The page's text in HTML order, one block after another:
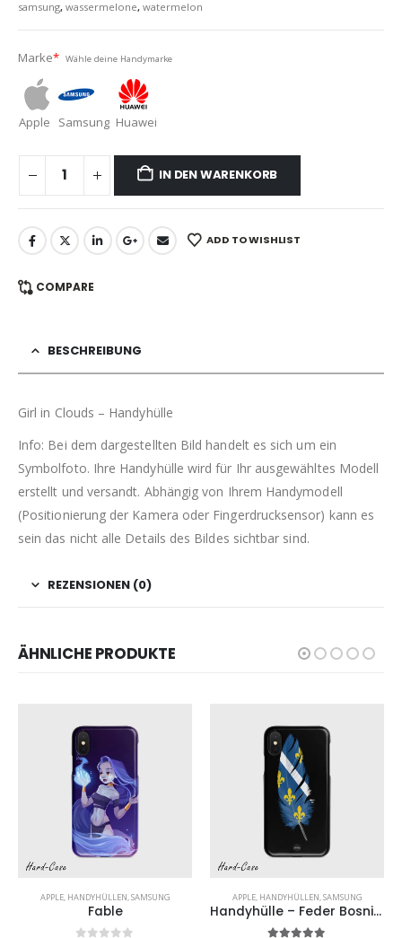
samsung, wassermelone, watermelon
Marke* Wähle deine Handymarke
Apple Samsung Huawei
IN DEN WARENKORB
ADD TO WISHLIST
COMPARE
BESCHREIBUNG
Girl in Clouds – Handyhülle
Info: Bei dem dargestellten Bild handelt es sich um ein
Symbolfoto. Ihre Handyhülle wird für Ihr ausgewähltes Modell
erstellt und versandt. Abhängig von Ihrem Handymodell
(Positionierung der Kamera oder Fingerdrucksensor) kann es
sein das nicht alle Details des Bildes sichtbar sind.
REZENSIONEN (0)
ÄHNLICHE PRODUKTE
APPLE, HANDYHÜLLEN,SAMSUNG
Fable
APPLE, HANDYHÜLLEN,SAMSUNG
Handyhülle – Feder Bosnisches Wappen